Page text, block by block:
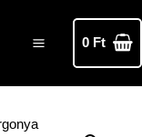
MAIN
MENU
0 Ft